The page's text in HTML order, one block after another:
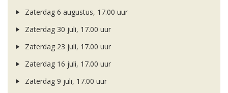
Zaterdag 6 augustus, 17.00 uur
Zaterdag 30 juli, 17.00 uur
Zaterdag 23 juli, 17.00 uur
Zaterdag 16 juli, 17.00 uur
Zaterdag 9 juli, 17.00 uur